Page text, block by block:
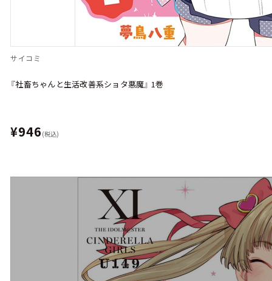
サイコミ
『社畜ちゃんと生活改善系ショタ悪魔』 1巻
¥946 (税込)